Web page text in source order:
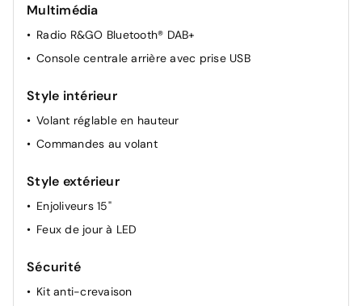
Rétroviseurs extérieurs réglables manuellement
Verrouillage centralisé
Multimédia
Radio R&GO Bluetooth® DAB+
Console centrale arrière avec prise USB
Style intérieur
Volant réglable en hauteur
Commandes au volant
Style extérieur
Enjoliveurs 15"
Feux de jour à LED
Sécurité
Kit anti-crevaison